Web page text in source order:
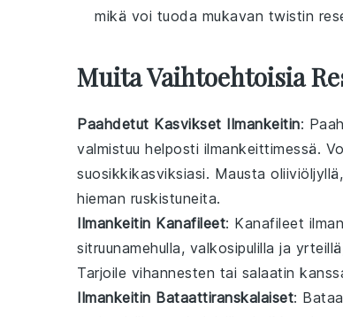
mikä voi tuoda mukavan twistin
Muita Vaihtoehtoisia
Paahdetut Kasvikset Ilmankeitin:
valmistuu helposti ilmankeittimessä.
suosikkikasviksiasi. Mausta
hieman ruskistuneita.
Ilmankeitin Kanafileet: Kanafileet
sitruunamehulla, valkosipulilla ja yrteillä
Tarjoile vihannesten tai salaatin
Ilmankeitin Bataattiranskalaiset: